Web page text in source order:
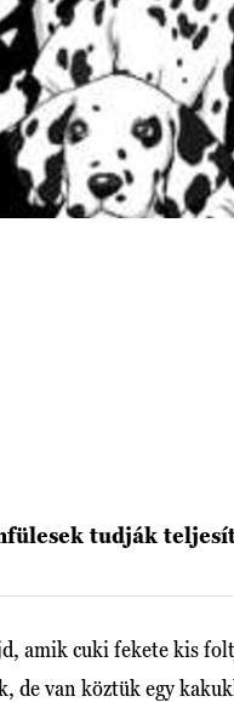
tudják
amik cuki fekete kis
de van köztük egy